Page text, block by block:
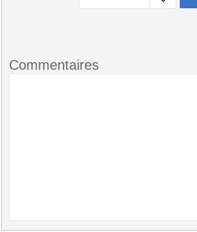
Commentaires